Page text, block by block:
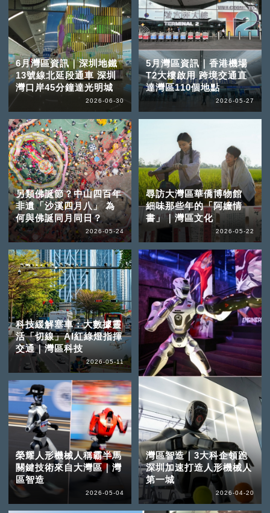
6月灣區資訊｜深圳地鐵
13號線北延段通車 深圳
灣口岸45分鐘達光明城
2026-06-30
5月灣區資訊｜香港機場
T2大樓啟用 跨境交通直
達灣區110個地點
2026-05-27
另類佛誕節？中山四百年
非遺「沙溪四月八」 為
何與佛誕同月同日？
2026-05-24
尋訪大灣區華僑博物館
細味那些年的「阿嬤情
書」｜灣區文化
2026-05-22
科技緩解塞車：大數據靈
活「切線」AI紅綠燈指揮
交通｜灣區科技
2026-05-11
榮耀人形機械人稱霸半馬
關鍵技術來自大灣區｜灣
區智造
2026-05-04
灣區智造｜3大科企領跑
深圳加速打造人形機械人
第一城
2026-04-20